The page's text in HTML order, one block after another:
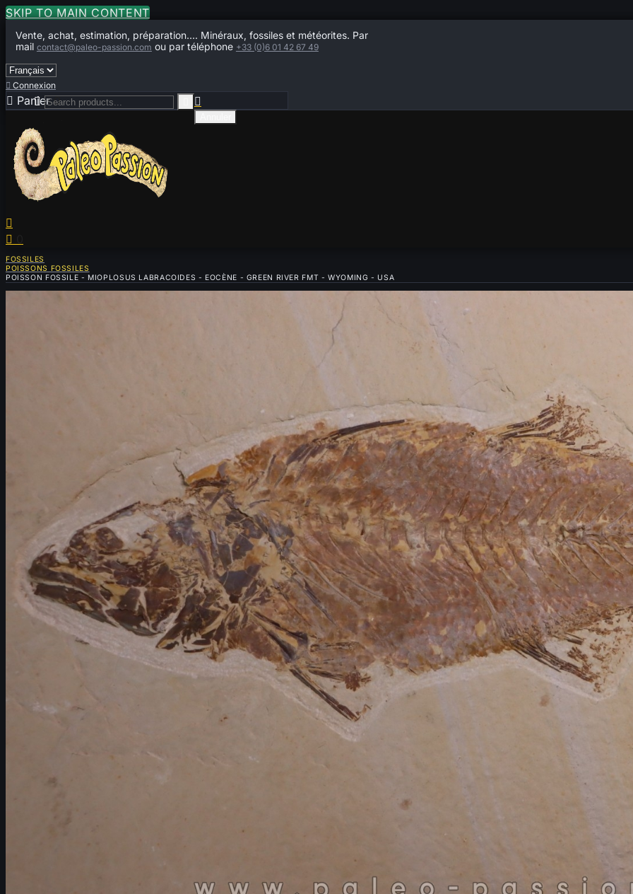
SKIP TO MAIN CONTENT
Vente, achat, estimation, préparation.... Minéraux, fossiles et météorites. Par
mail contact@paleo-passion.com ou par téléphone +33 (0)6 01 42 67 49
 Connexion
 Panier 0


 
FOSSILES
POISSONS FOSSILES
POISSON FOSSILE - MIOPLOSUS LABRACOIDES - EOCÈNE - GREEN RIVER FMT - WYOMING - USA